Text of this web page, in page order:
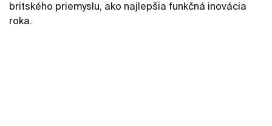
britského priemyslu, ako najlepšia funkčná inovácia
roka.